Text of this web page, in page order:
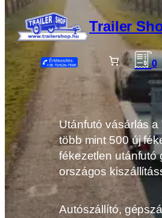
Ugrás
a
tartalomhoz
Trailer
0
Utánfutó vásárlás a
több mint 500 új
fékezetlen utánfutó
országos
Autószállító,